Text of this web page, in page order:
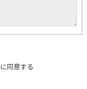
に同意する